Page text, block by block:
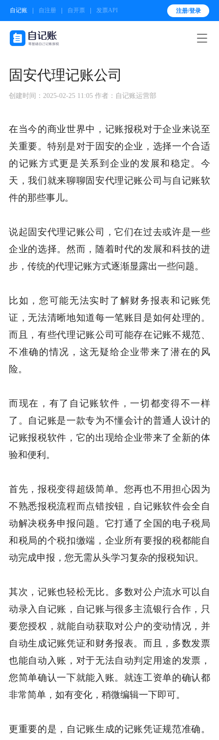
自记账 自注册 自开票 发票API 注册/登录

固安代理记账公司
创建时间：2025-02-25 11:05 作者：自记账运营部
在当今的商业世界中，记账报税对于企业来说至
关重要。特别是对于固安的企业，选择一个合适
的记账方式更是关系到企业的发展和稳定。今
天，我们就来聊聊固安代理记账公司与自记账软
件的那些事儿。
说起固安代理记账公司，它们在过去或许是一些
企业的选择。然而，随着时代的发展和科技的进
步，传统的代理记账方式逐渐显露出一些问题。
比如，您可能无法实时了解财务报表和记账凭
证，无法清晰地知道每一笔账目是如何处理的。
而且，有些代理记账公司可能存在记账不规范、
不准确的情况，这无疑给企业带来了潜在的风
险。
而现在，有了自记账软件，一切都变得不一样
了。自记账是一款专为不懂会计的普通人设计的
记账报税软件，它的出现给企业带来了全新的体
验和便利。
首先，报税变得超级简单。您再也不用担心因为
不熟悉报税流程而点错按钮，自记账软件会全自
动解决税务申报问题。它打通了全国的电子税局
和税局的个税扣缴端，企业所有要报的税都能自
动完成申报，您无需从头学习复杂的报税知识。
其次，记账也轻松无比。多数对公户流水可以自
动录入自记账，自记账与很多主流银行合作，只
要您授权，就能自动获取对公户的变动情况，并
自动生成记账凭证和财务报表。而且，多数发票
也能自动入账，对于无法自动判定用途的发票，
您简单确认一下就能入账。就连工资单的确认都
非常简单，如有变化，稍微编辑一下即可。
更重要的是，自记账生成的记账凭证规范准确。